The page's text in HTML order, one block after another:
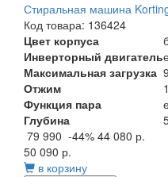
Стиральная машина
Код товара: 136424
Цвет корпуса
Инверторный двигатель
Максимальная загрузка
Отжим
Функция пара
Глубина
79 990 -44% 44 080 р.
50 090 р.
в корзину